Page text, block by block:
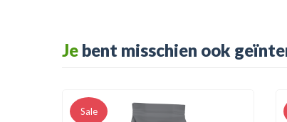
Je bent misschien ook
Sale